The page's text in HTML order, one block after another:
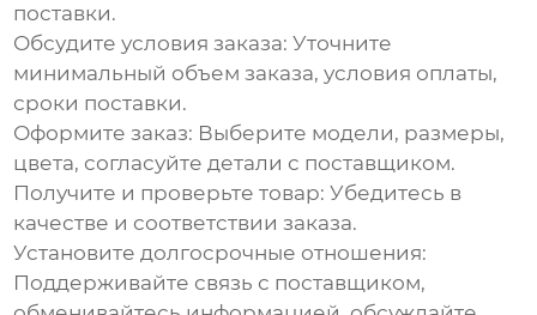
поставки.
Обсудите условия заказа: Уточните
минимальный объем заказа, условия оплаты,
сроки поставки.
Оформите заказ: Выберите модели, размеры,
цвета, согласуйте детали с поставщиком.
Получите и проверьте товар: Убедитесь в
качестве и соответствии заказа.
Установите долгосрочные отношения:
Поддерживайте связь с поставщиком,